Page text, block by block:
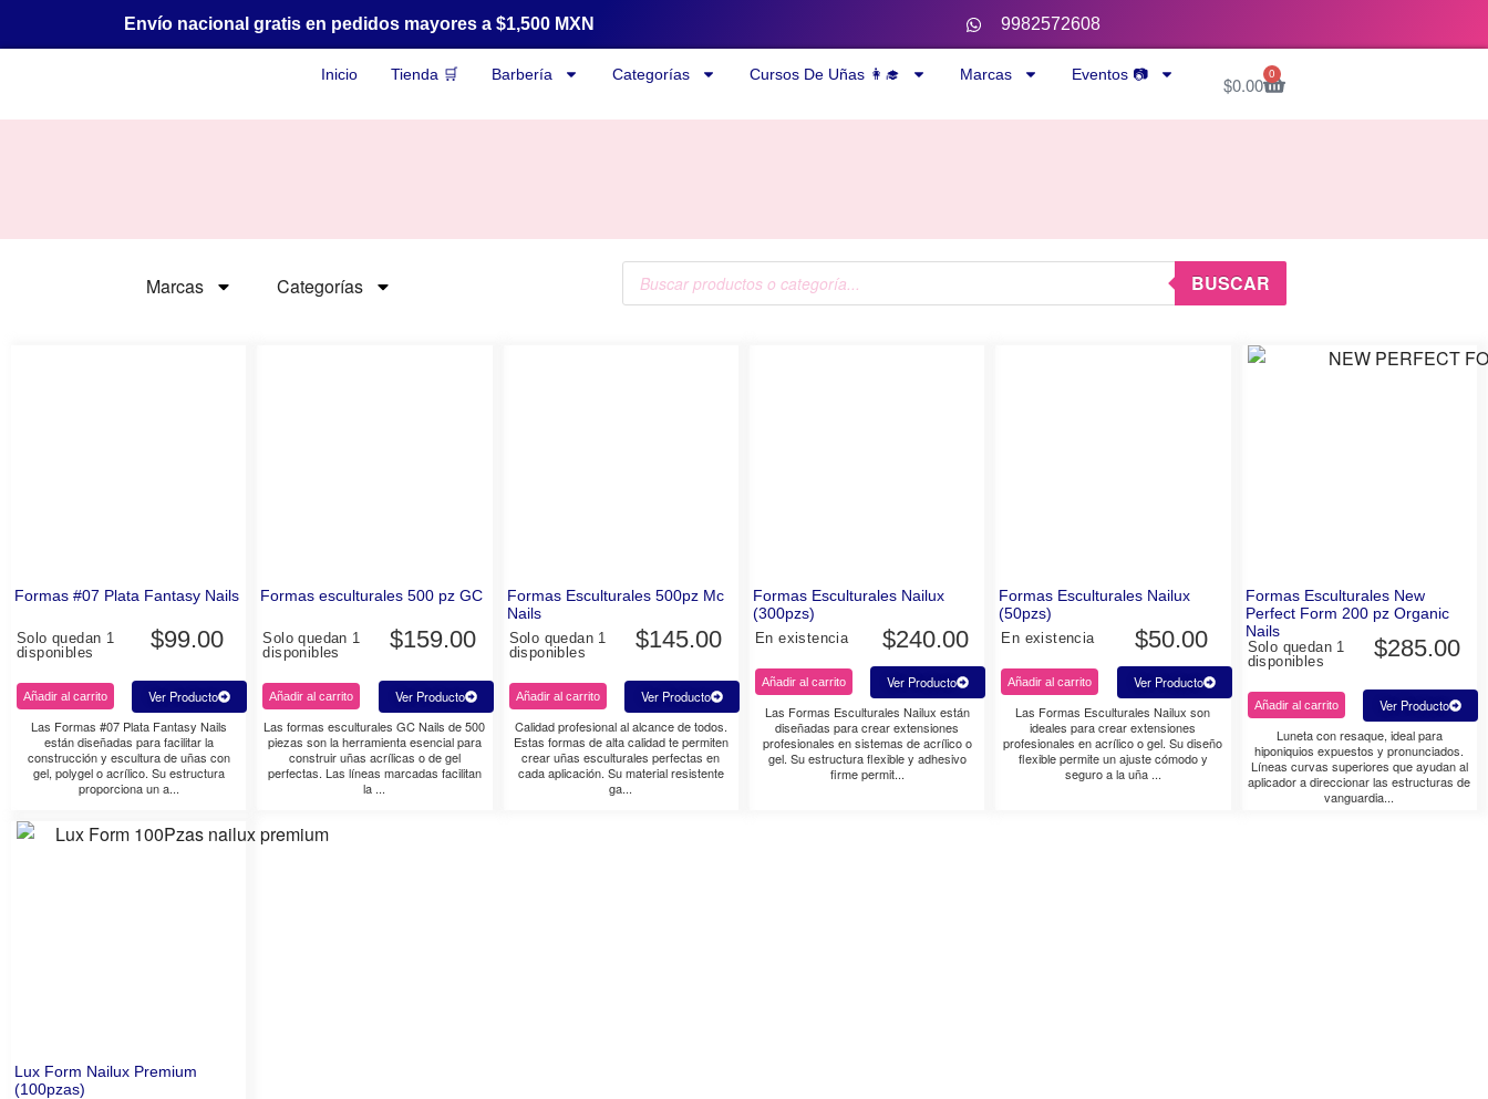
Envío nacional gratis en pedidos mayores a $1,500 MXN 9982572608
Inicio Tienda 🛒 Barbería Categorías Cursos De Uñas 👩‍🎓 Marcas Eventos 📷 $0.00 0
Marcas Categorías BUSCAR
Formas #07 Plata Fantasy Nails
Solo quedan 1
disponibles
$99.00
Añadir al carrito
Ver Producto
Las Formas #07 Plata Fantasy Nails
están diseñadas para facilitar la
construcción y escultura de uñas con
gel, polygel o acrílico. Su estructura
proporciona un a...
Formas esculturales 500 pz GC
Solo quedan 1
disponibles
$159.00
Añadir al carrito
Ver Producto
Las formas esculturales GC Nails de 500
piezas son la herramienta esencial para
construir uñas acrílicas o de gel
perfectas. Las líneas marcadas facilitan
la ...
Formas Esculturales 500pz Mc
Nails
Solo quedan 1
disponibles
$145.00
Añadir al carrito
Ver Producto
Calidad profesional al alcance de todos.
Estas formas de alta calidad te permiten
crear uñas esculturales perfectas en
cada aplicación. Su material resistente
ga...
Formas Esculturales Nailux
(300pzs)
En existencia $240.00
Añadir al carrito
Ver Producto
Las Formas Esculturales Nailux están
diseñadas para crear extensiones
profesionales en sistemas de acrílico o
gel. Su estructura flexible y adhesivo
firme permit...
Formas Esculturales Nailux
(50pzs)
En existencia $50.00
Añadir al carrito
Ver Producto
Las Formas Esculturales Nailux son
ideales para crear extensiones
profesionales en acrílico o gel. Su diseño
flexible permite un ajuste cómodo y
seguro a la uña ...
Formas Esculturales New
Perfect Form 200 pz Organic
Nails
Solo quedan 1
disponibles
$285.00
Añadir al carrito
Ver Producto
Luneta con resaque, ideal para
hiponiquios expuestos y pronunciados.
Líneas curvas superiores que ayudan al
aplicador a direccionar las estructuras de
vanguardia...
Lux Form Nailux Premium
(100pzas)